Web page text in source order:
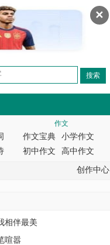
✕
作文
作文宝典
小学作文
初中作文
高中作文
创作中心
相伴最美
喧嚣